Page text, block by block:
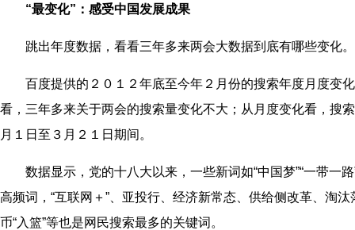
“最变化”：感受中国发展成果
跳出年度数据，看看三年多来两会大数据到底有哪些变化。
百度提供的２０１２年底至今年２月份的搜索年度月度变
看，三年多来关于两会的搜索量变化不大；从月度变化看，搜
月１日至３月２１日期间。
数据显示，党的十八大以来，一些新词如“中国梦”“一带一路
高频词，“互联网＋”、亚投行、经济新常态、供给侧改革、淘
币“入篮”等也是网民搜索最多的关键词。